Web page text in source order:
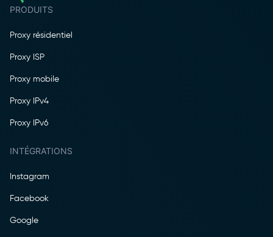
PRODUITS
Proxy résidentiel
Proxy ISP
Proxy mobile
Proxy IPv4
Proxy IPv6
INTÉGRATIONS
Instagram
Facebook
Google